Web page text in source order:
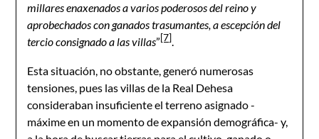
millares enaxenados a varios poderosos del reino y
aprobechados con ganados trasumantes, a escepción del
tercio consignado a las villas”[7].
Esta situación, no obstante, generó numerosas
tensiones, pues las villas de la Real Dehesa
consideraban insuficiente el terreno asignado -
máxime en un momento de expansión demográfica- y,